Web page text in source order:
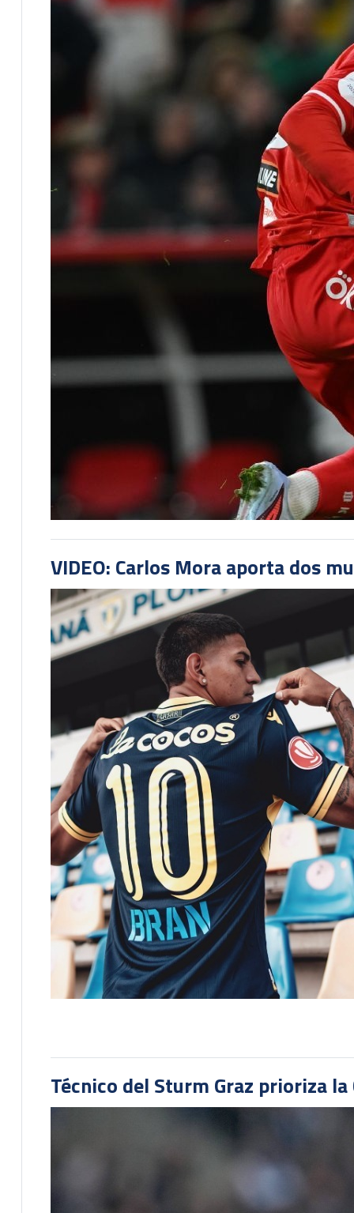
VIDEO: Carlos Mora aporta dos
Técnico del Sturm Graz prioriza